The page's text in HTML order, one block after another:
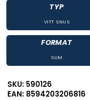
TYP
VITT SNUS
FORMAT
SLIM
SKU: 590126
EAN: 8594203206816